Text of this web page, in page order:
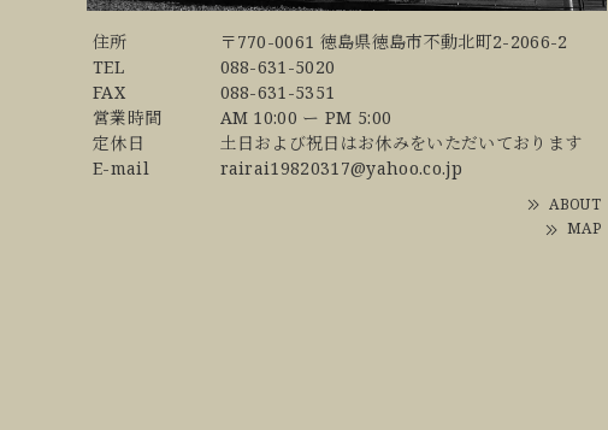
住所
〒770-0061 徳島県徳島市不動北町2-2066-2
TEL
088-631-5020
FAX
088-631-5351
営業時間
AM 10:00 ー PM 5:00
定休日
土日および祝日はお休みをいただいております
E-mail
rairai19820317@yahoo.co.jp
ABOUT
MAP